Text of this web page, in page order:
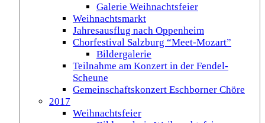
Galerie Weihnachtsfeier
Weihnachtsmarkt
Jahresausflug nach Oppenheim
Chorfestival Salzburg “Meet-Mozart”
Bildergalerie
Teilnahme am Konzert in der Fendel-
Scheune
Gemeinschaftskonzert Eschborner Chöre
2017
Weihnachtsfeier